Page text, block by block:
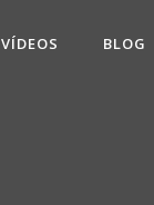
VÍDEOS BLOG